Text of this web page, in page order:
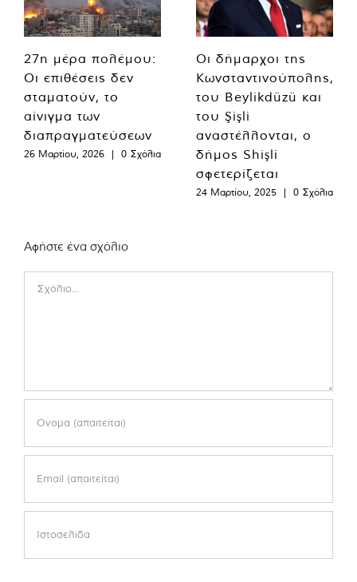
27η μέρα πολέμου:
Οι επιθέσεις δεν
σταματούν, το
αίνιγμα των
διαπραγματεύσεων
26 Μαρτίου, 2026 | 0 Σχόλια
Οι δήμαρχοι της
Κωνσταντινούπολης,
του Beylikdüzü και
του Şişli
αναστέλλονται, ο
δήμος Shişli
σφετερίζεται
24 Μαρτίου, 2025 | 0 Σχόλια
Αφήστε ένα σχόλιο